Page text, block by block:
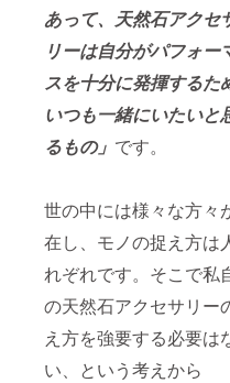
あって、天然石アクセ
リーは自分がパフォー
スを十分に発揮するた
いつも一緒にいたいと
るもの」 です。
世の中には様々な方々
在し、モノの捉え方は
れぞれです。そこで私
の天然石アクセサリー
え方を強要する必要は
い、という考えから